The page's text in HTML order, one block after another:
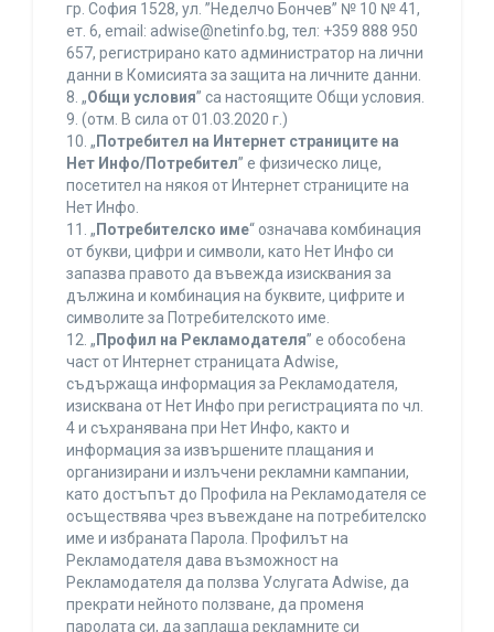
гр. София 1528, ул. ”Неделчо Бончев” № 10 № 41,
ет. 6, еmail: adwise@netinfo.bg, тел: +359 888 950
657, регистрирано като администратор на лични
данни в Комисията за защита на личните данни.
8. „Общи условия” са настоящите Общи условия.
9. (отм. В сила от 01.03.2020 г.)
10. „ Потребител на Интернет страниците на
Нет Инфо/Потребител” е физическо лице,
посетител на някоя от Интернет страниците на
Нет Инфо.
11. „ Потребителско име“ означава комбинация
от букви, цифри и символи, като Нет Инфо си
запазва правото да въвежда изисквания за
дължина и комбинация на буквите, цифрите и
символите за Потребителското име.
12. „ Профил на Рекламодателя” е обособена
част от Интернет страницата Adwise,
съдържаща информация за Рекламодателя,
изисквана от Нет Инфо при регистрацията по чл.
4 и съхранявана при Нет Инфо, както и
информация за извършените плащания и
организирани и излъчени рекламни кампании,
като достъпът до Профила на Рекламодателя се
осъществява чрез въвеждане на потребителско
име и избраната Парола. Профилът на
Рекламодателя дава възможност на
Рекламодателя да ползва Услугата Adwise, да
прекрати нейното ползване, да променя
паролата си, да заплаща рекламните си